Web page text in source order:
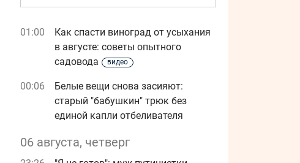
01:00
Как спасти виноград от усыхания
в августе: советы опытного
садовода
видео
00:06
Белые вещи снова засияют:
старый "бабушкин" трюк без
единой капли отбеливателя
06 августа, четверг